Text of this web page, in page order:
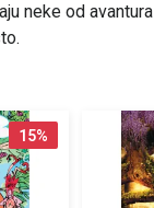
neke od avantura
15%